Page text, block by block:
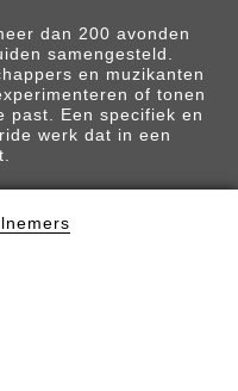
dan 200 avonden
samengesteld.
en muzikanten
of tonen
past. Een specifiek en
werk dat in een